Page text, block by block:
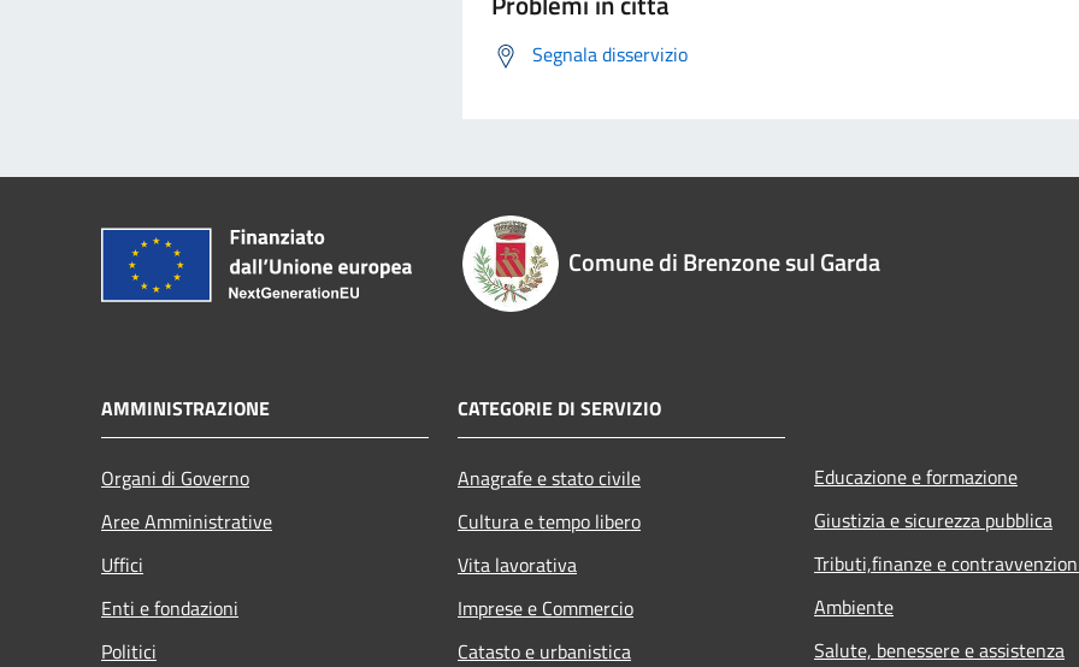
Segnala disservizio
Comune di Brenzone sul Garda
AMMINISTRAZIONE
Organi di Governo
Aree Amministrative
Uffici
Enti e fondazioni
Politici
CATEGORIE DI SERVIZIO
Anagrafe e stato civile
Cultura e tempo libero
Vita lavorativa
Imprese e Commercio
Catasto e urbanistica
Educazione e formazione
Giustizia e sicurezza pubblica
Tributi,finanze e
Ambiente
Salute, benessere e assistenza